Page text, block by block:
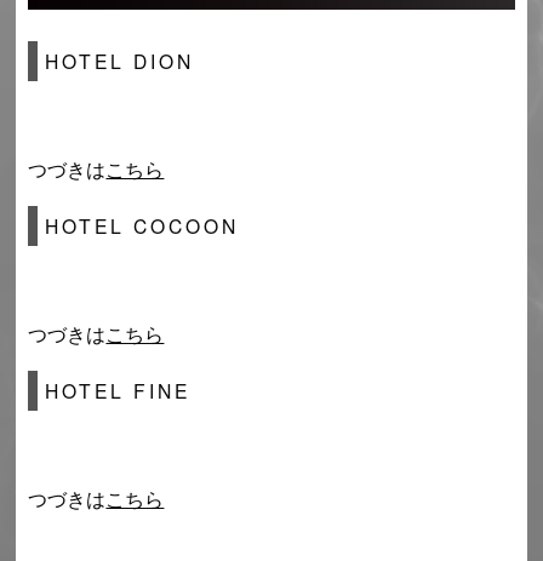
HOTEL DION
つづきはこちら
HOTEL COCOON
つづきはこちら
HOTEL FINE
つづきはこちら